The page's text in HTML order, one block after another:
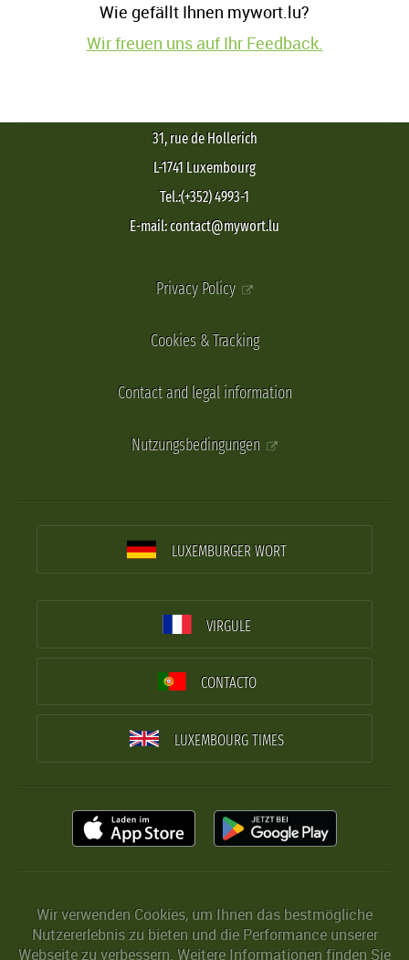
Wie gefällt Ihnen mywort.lu?
Wir freuen uns auf Ihr Feedback.
31, rue de Hollerich
L-1741 Luxembourg
Tel.:(+352) 4993-1
E-mail: contact@mywort.lu
Privacy Policy
Cookies & Tracking
Contact and legal information
Nutzungsbedingungen
LUXEMBURGER WORT
VIRGULE
CONTACTO
LUXEMBOURG TIMES
Wir verwenden Cookies, um Ihnen das bestmögliche
Nutzererlebnis zu bieten und die Performance unserer
Webseite zu verbessern. Weitere Informationen finden Sie